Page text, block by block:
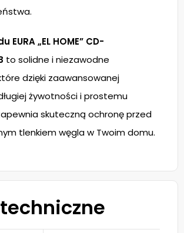
EURA „EL HOME” CD-
to solidne i niezawodne
dzięki zaawansowanej
żywotności i prostemu
skuteczną ochronę przed
tlenkiem węgla w Twoim domu.